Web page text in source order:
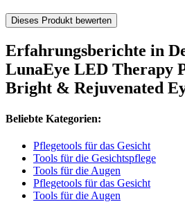
Dieses Produkt bewerten
Erfahrungsberichte in
LunaEye LED Therapy
Bright & Rejuvenated
Beliebte Kategorien:
Pflegetools für das Gesicht
Tools für die Gesichtspflege
Tools für die Augen
Pflegetools für das Gesicht
Tools für die Augen